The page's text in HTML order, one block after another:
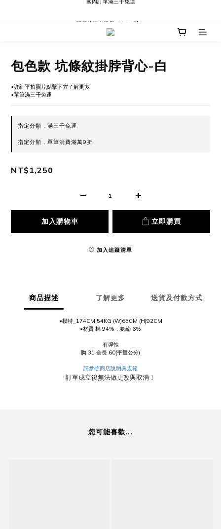
現貨快速出貨∣Ready to Ship
包色款 坑條紋掛脖背心-白
▪️詳細平拍照片點擊下方了解更多
▪️單筆滿三千免運
指定分類，滿三千免運
指定分類，單筆消費滿萬9折
NT$1,250
加入購物車 立即購買
加入追蹤清單
商品描述 了解更多 送貨及付款方式
▪️模特_174CM 54KG (W)63CM (H)92CM
▪️材質 棉 94%，氨綸 6%
有彈性
胸 31 全長 60(平量公分)
請參照商店說明與規範
訂單成立後無法做更改與取消！
您可能喜歡...